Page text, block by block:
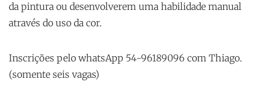
da pintura ou desenvolverem uma habilidade manual
através do uso da cor.
Inscrições pelo whatsApp 54-96189096 com Thiago.
(somente seis vagas)